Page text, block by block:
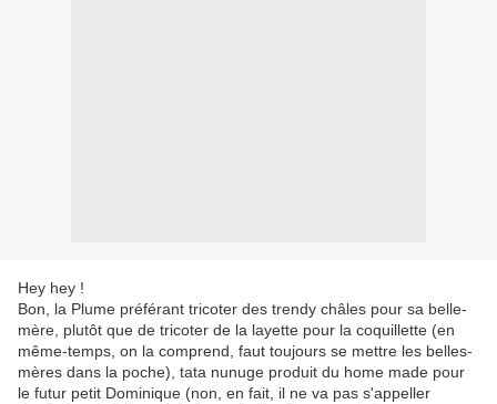
Hey hey !
Bon, la Plume préférant tricoter des trendy châles pour sa belle-
mère, plutôt que de tricoter de la layette pour la coquillette (en
même-temps, on la comprend, faut toujours se mettre les belles-
mères dans la poche), tata nunuge produit du home made pour
le futur petit Dominique (non, en fait, il ne va pas s'appeller